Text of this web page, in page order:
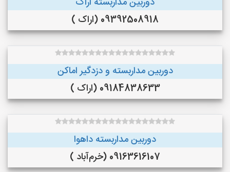
09392508918 (اراک )
دوربین مداربسته و دزدگیر اماکن
09184838633 (اراک )
دوربین مداربسته داهوا
09163616107 (خرم‌آباد )